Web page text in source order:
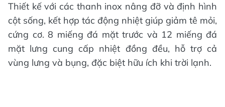
Thiết kế với các thanh inox nâng đỡ và định hình
cột sống, kết hợp tác động nhiệt giúp giảm tê mỏi,
cứng cơ. 8 miếng đá mặt trước và 12 miếng đá
mặt lưng cung cấp nhiệt đồng đều, hỗ trợ cả
vùng lưng và bụng, đặc biệt hữu ích khi trời lạnh.